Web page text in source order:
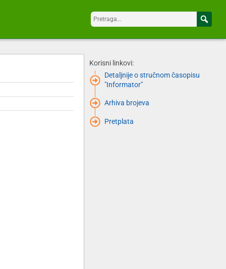
Korisni linkovi:
Detaljnije o stručnom časopisu
"Informator"
Arhiva brojeva
Pretplata